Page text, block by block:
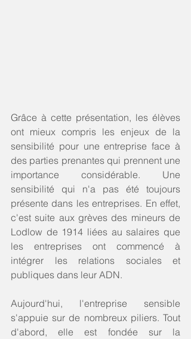
Grâce à cette présentation, les élèves
ont mieux compris les enjeux de la
sensibilité pour une entreprise face à
des parties prenantes qui prennent une
importance considérable. Une
sensibilité qui n'a pas été toujours
présente dans les entreprises. En effet,
c'est suite aux grèves des mineurs de
Lodlow de 1914 liées au salaires que
les entreprises ont commencé à
intégrer les relations sociales et
publiques dans leur ADN.
Aujourd'hui, l'entreprise sensible
s'appuie sur de nombreux piliers. Tout
d'abord, elle est fondée sur la